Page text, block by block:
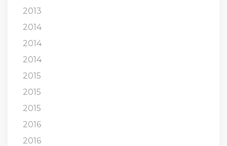
2013
2014
2014
2014
2015
2015
2015
2016
2016